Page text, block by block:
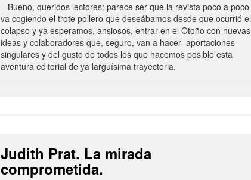
Bueno, queridos lectores: parece ser que la revista poco a poco
va cogiendo el trote pollero que deseábamos desde que ocurrió el
colapso y ya esperamos, ansiosos, entrar en el Otoño con nuevas
ideas y colaboradores que, seguro, van a hacer aportaciones
singulares y del gusto de todos los que hacemos posible esta
aventura editorial de ya larguísima trayectoria.
Judith Prat. La mirada
comprometida.